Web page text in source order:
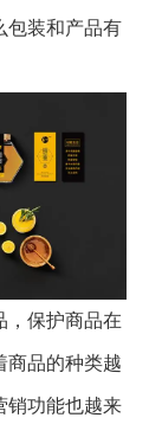
包装和产品有
，保护商品在
商品的种类越
销功能也越来